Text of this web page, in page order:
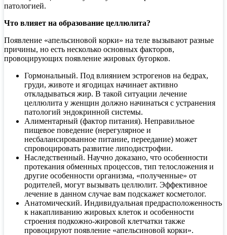
патологией.
Что влияет на образование целлюлита?
Появление «апельсиновой корки» на теле вызывают разные
причины, но есть несколько основных факторов,
провоцирующих появление жировых бугорков.
Гормональный. Под влиянием эстрогенов на бедрах,
груди, животе и ягодицах начинает активно
откладываться жир. В такой ситуации лечение
целлюлита у женщин должно начинаться с устранения
патологий эндокринной системы.
Алиментарный (фактор питания). Неправильное
пищевое поведение (нерегулярное и
несбалансированное питание, переедание) может
спровоцировать развитие липодистрофии.
Наследственный. Научно доказано, что особенности
протекания обменных процессов, тип телосложения и
другие особенности организма, «полученные» от
родителей, могут вызывать целлюлит. Эффективное
лечение в данном случае вам подскажет косметолог.
Анатомический. Индивидуальная предрасположенность
к накапливанию жировых клеток и особенности
строения подкожно-жировой клетчатки также
провоцируют появление «апельсиновой корки».